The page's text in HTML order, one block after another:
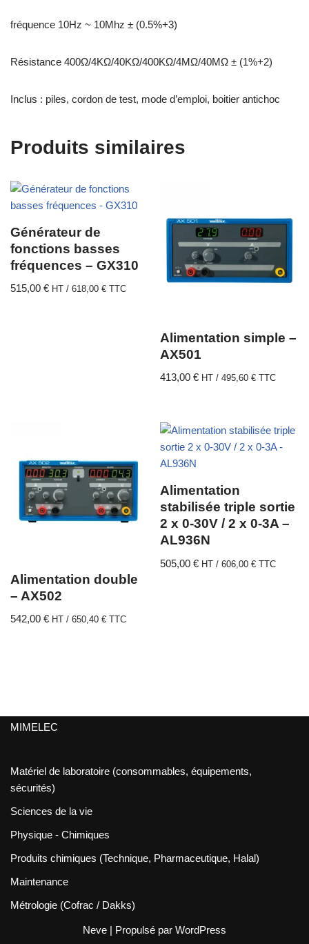
fréquence 10Hz ~ 10Mhz ± (0.5%+3)
Résistance 400Ω/4KΩ/40KΩ/400KΩ/4MΩ/40MΩ ± (1%+2)
Inclus : piles, cordon de test, mode d’emploi, boitier antichoc
Produits similaires
Générateur de
fonctions basses
fréquences – GX310
515,00 € HT / 618,00 € TTC
Alimentation simple –
AX501
413,00€ HT /495,60€ TTC
Alimentation double
– AX502
542,00 € HT / 650,40 € TTC
Alimentation
stabilisée triple sortie
2 x 0-30V / 2 x 0-3A –
AL936N
505,00€ HT /606,00€ TTC
MIMELEC
Matériel de laboratoire (consommables, équipements,
sécurités)
Sciences de la vie
Physique - Chimiques
Produits chimiques (Technique, Pharmaceutique, Halal)
Maintenance
Métrologie (Cofrac / Dakks)
Neve | Propulsé par WordPress